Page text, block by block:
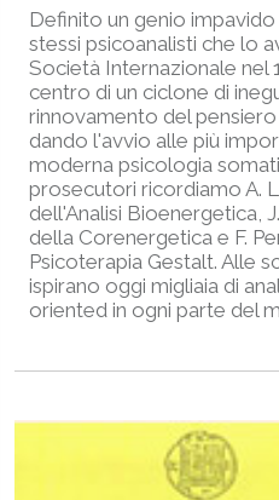
Definito un genio
stessi psicoanalisti che lo
Società Internazionale nel
centro di un ciclone di
rinnovamento del
dando l'avvio alle più
moderna psicologia
prosecutori ricordiamo A.
dell'Analisi Bioenergetica,
della Corenergetica e F.
Psicoterapia Gestalt. Alle
ispirano oggi migliaia di
oriented in ogni parte del